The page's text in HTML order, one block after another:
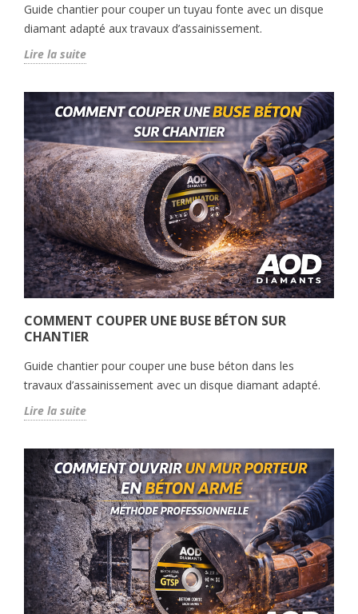
Guide chantier pour couper un tuyau fonte avec un disque
diamant adapté aux travaux d’assainissement.
Lire la suite
COMMENT COUPER UNE BUSE BÉTON SUR
CHANTIER
Guide chantier pour couper une buse béton dans les
travaux d’assainissement avec un disque diamant adapté.
Lire la suite